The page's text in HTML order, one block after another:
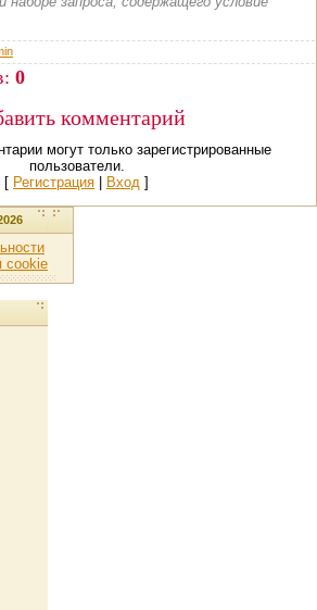
: 0
комментарий
могут только зарегистрированные
пользователи.
[ Регистрация Вход ]
cookie